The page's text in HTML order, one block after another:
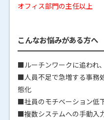
オフィス部門の主任以上
こんなお悩みがある方へ
■ルーチンワークに追われ
■人員不足で急増する事務
態化
■社員のモチベーション低
■複数システムへの手動入